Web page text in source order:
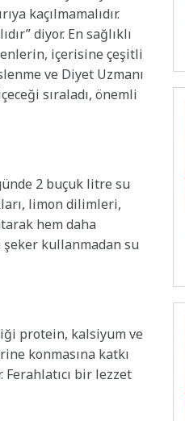
kaçılmamalıdır.
diyor. En sağlıklı
içerisine çeşitli
ve Diyet Uzmanı
sıraladı, önemli
2 buçuk litre su
limon dilimleri,
hem daha
şeker kullanmadan su
protein, kalsiyum ve
konmasına katkı
bir lezzet